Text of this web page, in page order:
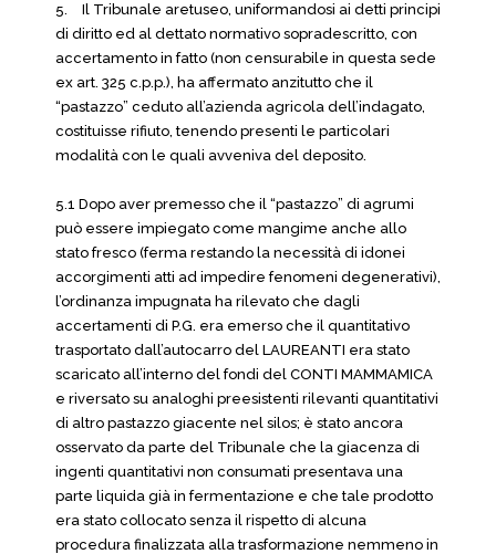
5.
Il Tribunale aretuseo, uniformandosi ai detti principi
di diritto ed al dettato normativo sopradescritto, con
accertamento in fatto (non censurabile in questa sede
ex art. 325 c.p.p.), ha affermato anzitutto che il
“pastazzo” ceduto all’azienda agricola dell’indagato,
costituisse rifiuto, tenendo presenti le particolari
modalità con le quali avveniva del deposito.
5.1 Dopo aver premesso che il “pastazzo” di agrumi
può essere impiegato come mangime anche allo
stato fresco (ferma restando la necessità di idonei
accorgimenti atti ad impedire fenomeni degenerativi),
l’ordinanza impugnata ha rilevato che dagli
accertamenti di P.G. era emerso che il quantitativo
trasportato dall’autocarro del LAUREANTI era stato
scaricato all’interno del fondi del CONTI MAMMAMICA
e riversato su analoghi preesistenti rilevanti quantitativi
di altro pastazzo giacente nel silos; è stato ancora
osservato da parte del Tribunale che la giacenza di
ingenti quantitativi non consumati presentava una
parte liquida già in fermentazione e che tale prodotto
era stato collocato senza il rispetto di alcuna
procedura finalizzata alla trasformazione nemmeno in